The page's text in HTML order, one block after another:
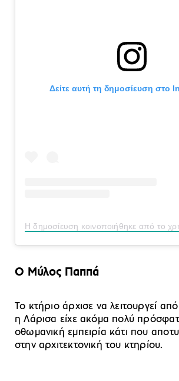
Δείτε αυτή τη δημοσίευση στο
Ο Μύλος Παππά
Το κτήριο άρχισε να λειτουργεί
η Λάρισα είχε ακόμα πολύ
οθωμανική εμπειρία κάτι που
στην αρχιτεκτονική του κτηρίου.